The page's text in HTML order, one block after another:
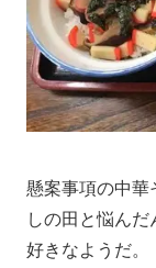
懸案事項の中華
しの田と悩ん
好きなようだ。